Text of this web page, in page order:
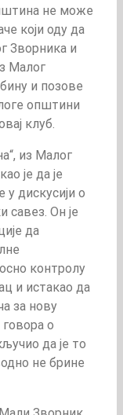
не може
који оду да
Зворника и
Малог
и позове
општини
клуб.
из Малог
је да је
у дискусији о
савез. Он је
да
контролу
и истакао да
за нову
о
да је то
не брине